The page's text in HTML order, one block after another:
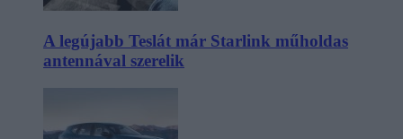
A legújabb Teslát már Starlink műholdas
antennával szerelik